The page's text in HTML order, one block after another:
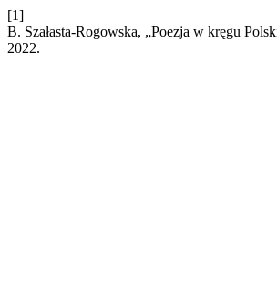
[1]
B. Szałasta-Rogowska, „Poezja w kręgu
2022.